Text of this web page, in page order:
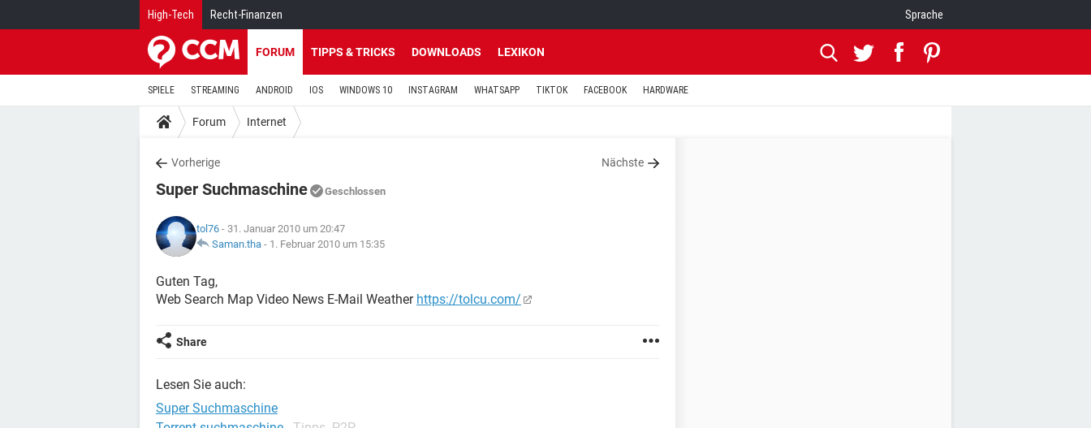
High-Tech Recht-Finanzen Sprache
FORUM TIPPS & TRICKS DOWNLOADS LEXIKON
SPIELE STREAMING ANDROID IOS WINDOWS 10 INSTAGRAM WHATSAPP TIKTOK FACEBOOK HARDWARE
Forum Internet
Vorherige Nächste
Super Suchmaschine Geschlossen
tol76 - 31. Januar 2010 um 20:47
Saman.tha - 1. Februar 2010 um 15:35
Guten Tag,
Web Search Map Video News E-Mail Weather https://tolcu.com/
Share
Lesen Sie auch:
Super Suchmaschine